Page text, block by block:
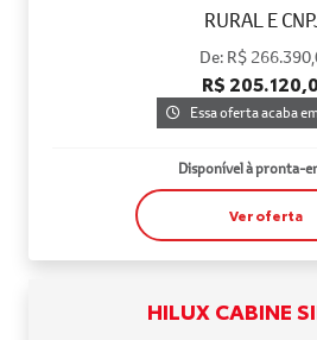
RURAL E
De: R$
R$
Essa oferta acaba em
Disponível à pronta-
Ver oferta
HILUX CABINE